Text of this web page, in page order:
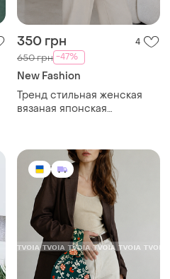
350 грн 4
650 грн -47%
New Fashion
Тренд стильная женская
вязаная японская